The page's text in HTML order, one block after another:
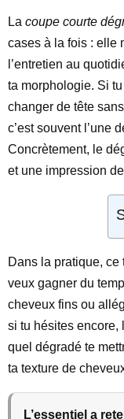
La coupe courte
cases à la fois : elle
l’entretien au
ta morphologie. Si
changer de tête
c’est souvent l’une
Concrètement, le
et une impression
Dans la pratique,
veux gagner du
cheveux fins ou
si tu hésites encore,
quel dégradé te
ta texture de
L’essentiel a